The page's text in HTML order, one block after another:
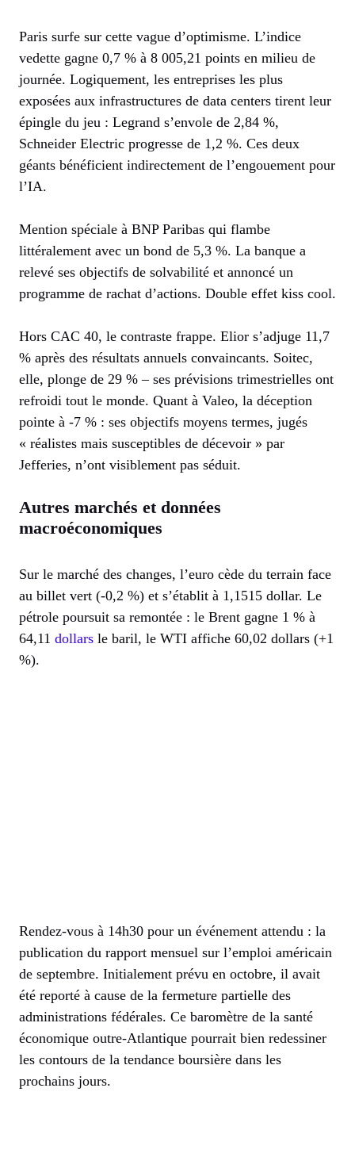
Paris surfe sur cette vague d’optimisme. L’indice
vedette gagne 0,7 % à 8 005,21 points en milieu de
journée. Logiquement, les entreprises les plus
exposées aux infrastructures de data centers tirent leur
épingle du jeu : Legrand s’envole de 2,84 %,
Schneider Electric progresse de 1,2 %. Ces deux
géants bénéficient indirectement de l’engouement pour
l’IA.
Mention spéciale à BNP Paribas qui flambe
littéralement avec un bond de 5,3 %. La banque a
relevé ses objectifs de solvabilité et annoncé un
programme de rachat d’actions. Double effet kiss cool.
Hors CAC 40, le contraste frappe. Elior s’adjuge 11,7
% après des résultats annuels convaincants. Soitec,
elle, plonge de 29 % – ses prévisions trimestrielles ont
refroidi tout le monde. Quant à Valeo, la déception
pointe à -7 % : ses objectifs moyens termes, jugés
« réalistes mais susceptibles de décevoir » par
Jefferies, n’ont visiblement pas séduit.
Autres marchés et données
macroéconomiques
Sur le marché des changes, l’euro cède du terrain face
au billet vert (-0,2 %) et s’établit à 1,1515 dollar. Le
pétrole poursuit sa remontée : le Brent gagne 1 % à
64,11 dollars le baril, le WTI affiche 60,02 dollars (+1
%).
Rendez-vous à 14h30 pour un événement attendu : la
publication du rapport mensuel sur l’emploi américain
de septembre. Initialement prévu en octobre, il avait
été reporté à cause de la fermeture partielle des
administrations fédérales. Ce baromètre de la santé
économique outre-Atlantique pourrait bien redessiner
les contours de la tendance boursière dans les
prochains jours.